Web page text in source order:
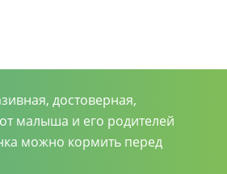
достоверная,
малыша и его родителей
можно кормить перед